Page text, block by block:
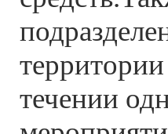
течении